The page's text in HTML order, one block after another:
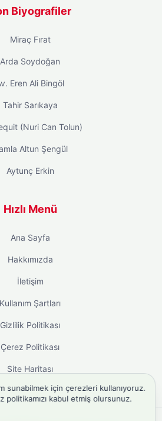
Biyografiler
Miraç Fırat
Arda Soydoğan
Eren Ali Bingöl
Tahir Sarıkaya
(Nuri Can Tolun)
Altun Şengül
Aytunç Erkin
Hızlı Menü
Ana Sayfa
Hakkımızda
İletişim
Kullanım Şartları
Gizlilik Politikası
Çerez Politikası
Site Haritası
sunabilmek için çerezleri kullanıyoruz.
politikamızı kabul etmiş olursunuz.